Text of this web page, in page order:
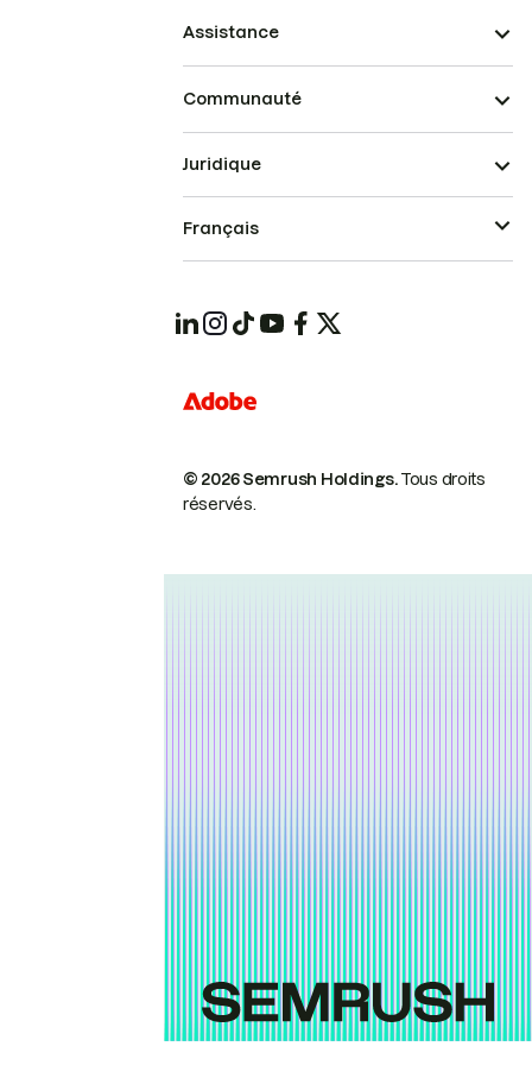
Assistance
Communauté
© 2026 Semrush Holdings.Tous droits
réservés.
Juridique
Français